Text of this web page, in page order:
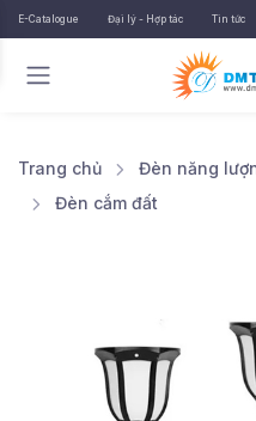
E-Catalogue Đại lý - Hợp tác Tin tức
Trang chủ Đèn năng
Đèn cắm đất